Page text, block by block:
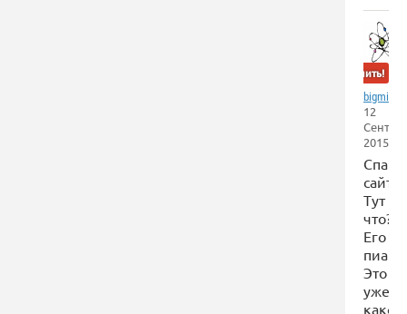
Забанить!
bigmite
12
2015
сайт.
Тут
что?
Его
Это
уже